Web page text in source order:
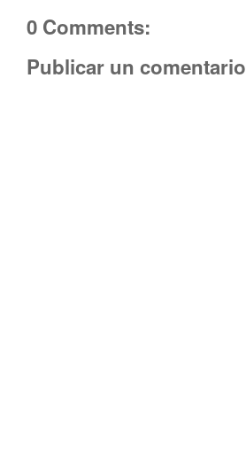
0 Comments:
Publicar un comentario